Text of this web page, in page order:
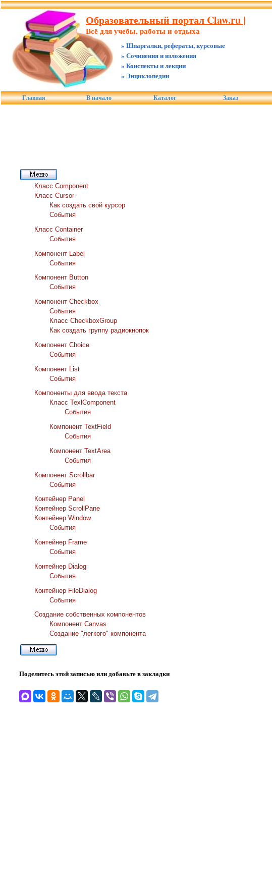
Образовательный портал Claw.ru |
Всё для учебы, работы и отдыха
» Шпаргалки, рефераты, курсовые
» Сочинения и изложения
» Конспекты и лекции
» Энциклопедии
Главная В начало Каталог Заказ
Класс Component
Класс Cursor
Как создать свой курсор
События
Класс Container
События
Компонент Label
События
Компонент Button
События
Компонент Checkbox
События
Класс CheckboxGroup
Как создать группу радиокнопок
Компонент Choice
События
Компонент List
События
Компоненты для ввода текста
Класс TexlComponent
События
Компонент TextField
События
Компонент TextArea
События
Компонент Scrollbar
События
Контейнер Panel
Контейнер ScrollPane
Контейнер Window
События
Контейнер Frame
События
Контейнер Dialog
События
Контейнер FileDialog
События
Создание собственных компонентов
Компонент Canvas
Создание "легкого" компонента
Поделитесь этой записью или добавьте в закладки